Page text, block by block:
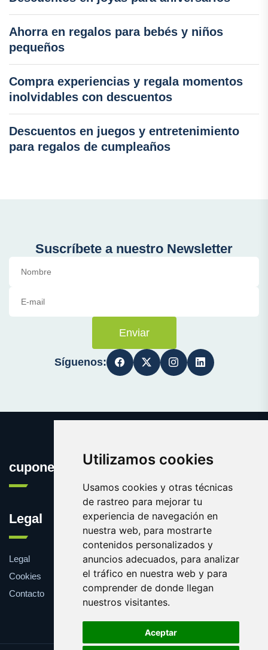
Utilizamos cookies
Usamos cookies y otras técnicas
de rastreo para mejorar tu
experiencia de navegación en
nuestra web, para mostrarte
contenidos personalizados y
anuncios adecuados, para analizar
el tráfico en nuestra web y para
comprender de donde llegan
nuestros visitantes.
Aceptar
Ahorra en regalos para bebés y niños
pequeños
Compra experiencias y regala momentos
inolvidables con descuentos
Descuentos en juegos y entretenimiento
para regalos de cumpleaños
Suscríbete a nuestro Newsletter
Enviar
Síguenos:
cuponesgratis.es
Legal
Legal
Cookies
Contacto